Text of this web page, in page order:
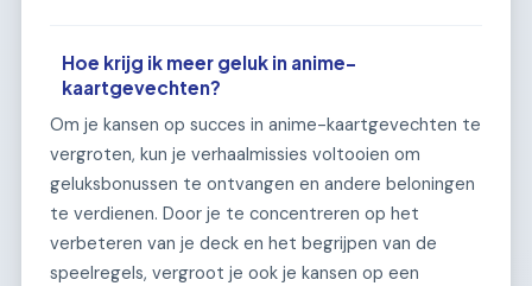
Hoe krijg ik meer geluk in anime-
kaartgevechten?
Om je kansen op succes in anime-kaartgevechten te
vergroten, kun je verhaalmissies voltooien om
geluksbonussen te ontvangen en andere beloningen
te verdienen. Door je te concentreren op het
verbeteren van je deck en het begrijpen van de
speelregels, vergroot je ook je kansen op een